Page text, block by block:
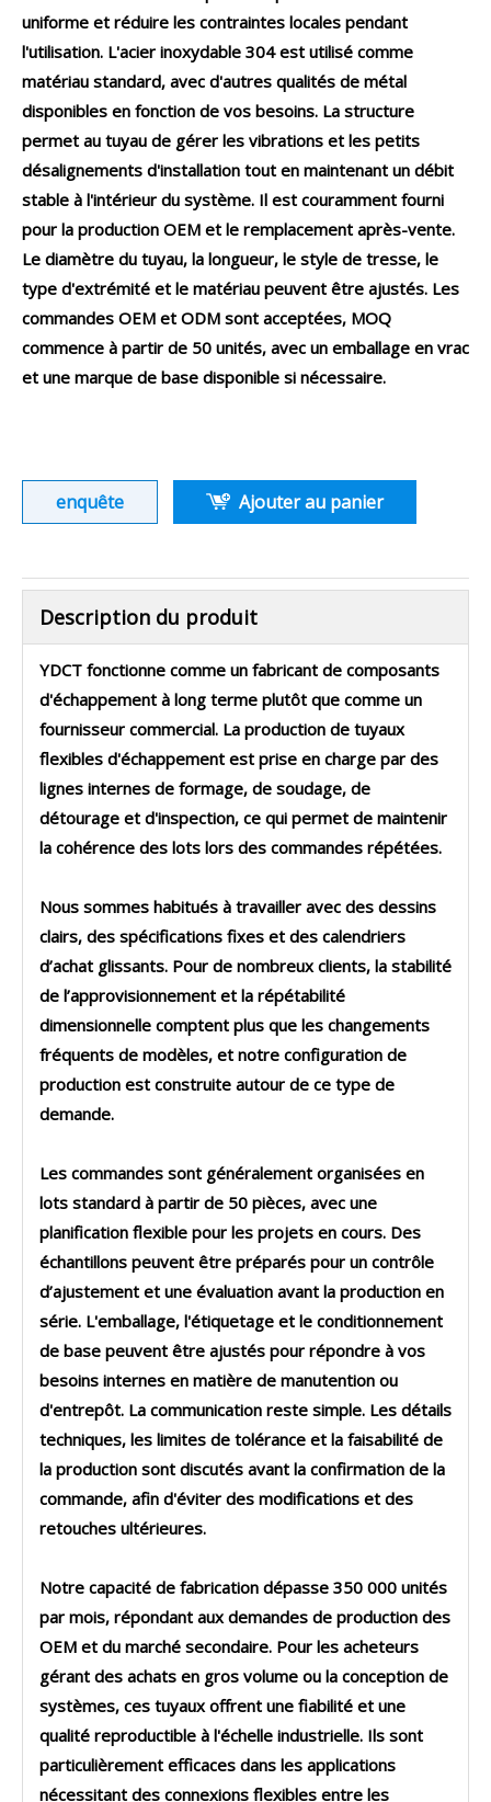
uniforme et réduire les contraintes locales pendant
l'utilisation. L'acier inoxydable 304 est utilisé comme
matériau standard, avec d'autres qualités de métal
disponibles en fonction de vos besoins. La structure
permet au tuyau de gérer les vibrations et les petits
désalignements d'installation tout en maintenant un débit
stable à l'intérieur du système. Il est couramment fourni
pour la production OEM et le remplacement après-vente.
Le diamètre du tuyau, la longueur, le style de tresse, le
type d'extrémité et le matériau peuvent être ajustés. Les
commandes OEM et ODM sont acceptées, MOQ
commence à partir de 50 unités, avec un emballage en vrac
et une marque de base disponible si nécessaire.
enquête Ajouter au panier
Description du produit
YDCT fonctionne comme un fabricant de composants
d'échappement à long terme plutôt que comme un
fournisseur commercial. La production de tuyaux
flexibles d'échappement est prise en charge par des
lignes internes de formage, de soudage, de
détourage et d'inspection, ce qui permet de maintenir
la cohérence des lots lors des commandes répétées.
Nous sommes habitués à travailler avec des dessins
clairs, des spécifications fixes et des calendriers
d’achat glissants. Pour de nombreux clients, la stabilité
de l’approvisionnement et la répétabilité
dimensionnelle comptent plus que les changements
fréquents de modèles, et notre configuration de
production est construite autour de ce type de
demande.
Les commandes sont généralement organisées en
lots standard à partir de 50 pièces, avec une
planification flexible pour les projets en cours. Des
échantillons peuvent être préparés pour un contrôle
d’ajustement et une évaluation avant la production en
série. L'emballage, l'étiquetage et le conditionnement
de base peuvent être ajustés pour répondre à vos
besoins internes en matière de manutention ou
d'entrepôt. La communication reste simple. Les détails
techniques, les limites de tolérance et la faisabilité de
la production sont discutés avant la confirmation de la
commande, afin d'éviter des modifications et des
retouches ultérieures.
Notre capacité de fabrication dépasse 350 000 unités
par mois, répondant aux demandes de production des
OEM et du marché secondaire. Pour les acheteurs
gérant des achats en gros volume ou la conception de
systèmes, ces tuyaux offrent une fiabilité et une
qualité reproductible à l'échelle industrielle. Ils sont
particulièrement efficaces dans les applications
nécessitant des connexions flexibles entre les